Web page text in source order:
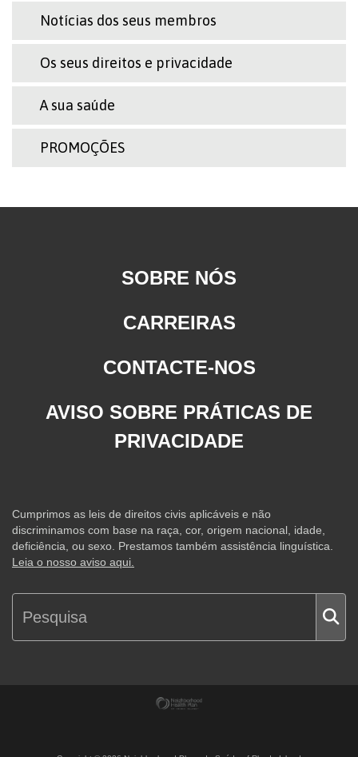
Notícias dos seus membros
Os seus direitos e privacidade
A sua saúde
PROMOÇÕES
SOBRE NÓS
CARREIRAS
CONTACTE-NOS
AVISO SOBRE PRÁTICAS DE
PRIVACIDADE
Cumprimos as leis de direitos civis aplicáveis e não
discriminamos com base na raça, cor, origem nacional, idade,
deficiência, ou sexo. Prestamos também assistência linguística.
Leia o nosso aviso aqui.